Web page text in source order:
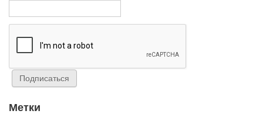
Метки